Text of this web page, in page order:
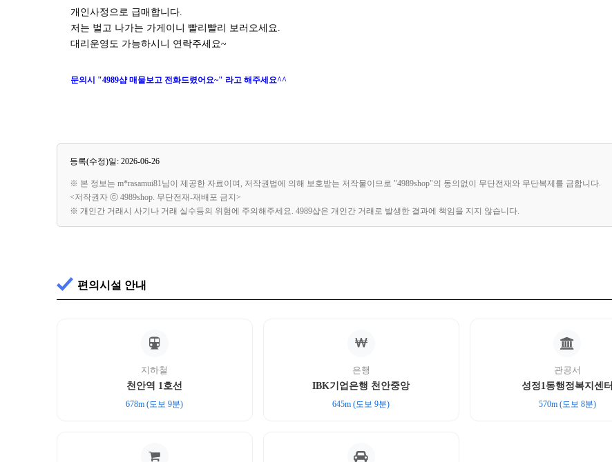
개인사정으로 급매합니다.
저는 벌고 나가는 가게이니 빨리빨리 보러오세요.
대리운영도 가능하시니 연락주세요~
문의시 "4989샵 매물보고 전화드렸어요~" 라고 해주세요^^
등록(수정)일: 2026-06-26
※ 본 정보는 m*rasamui81님이 제공한 자료이며, 저작권법에 의해 보호받는 저작물이므로 "4989shop"의 동의없이 무단전재와 무단복제를 금합니다.
<저작권자 ⓒ 4989shop. 무단전재-재배포 금지>
※ 개인간 거래시 사기나 거래 실수등의 위험에 주의해주세요. 4989샵은 개인간 거래로 발생한 결과에 책임을 지지 않습니다.
편의시설 안내
지하철
천안역 1호선
678m (도보 9분)
은행
IBK기업은행 천안중앙
645m (도보 9분)
관공서
성정1동행정복지센터
570m (도보 8분)